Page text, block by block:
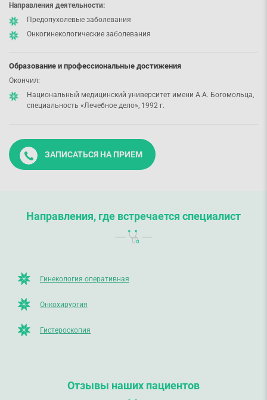
Направления деятельности:
Предопухолевые заболевания
Онкогинекологические заболевания
Образование и профессиональные достижения
Окончил:
Национальный медицинский университет имени А.А. Богомольца,
специальность «Лечебное дело», 1992 г.
ЗАПИСАТЬСЯ НА ПРИЕМ
Направления, где встречается специалист
Гинекология оперативная
Онкохирургия
Гистероскопия
Отзывы наших пациентов